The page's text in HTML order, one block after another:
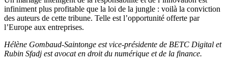
infiniment plus profitable que la loi de la jungle : voilà la conviction
des auteurs de cette tribune. Telle est l’opportunité offerte par
l’Europe aux entreprises.
Hélène Gombaud-Saintonge est vice-présidente de BETC Digital et
Rubin Sfadj est avocat en droit du numérique et de la finance.